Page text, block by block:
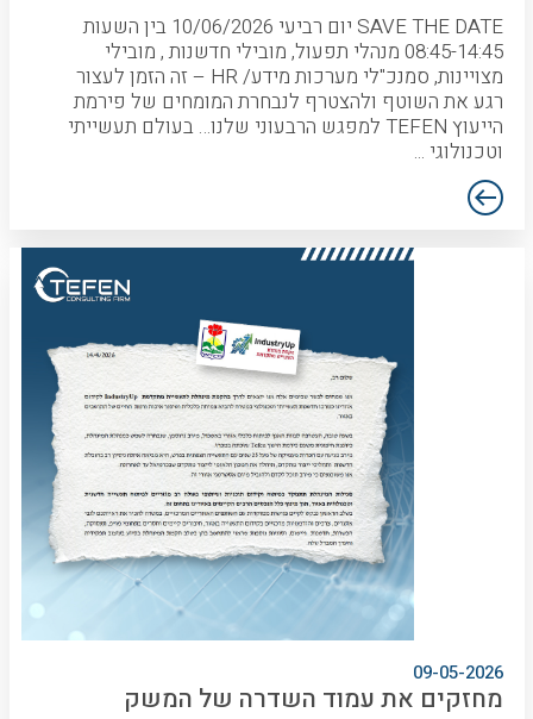
SAVE THE DATE יום רביעי 10/06/2026 בין השעות
08:45-14:45 מנהלי תפעול, מובילי חדשנות , מובילי
מצויינות, סמנכ"לי מערכות מידע/ HR – זה הזמן לעצור
רגע את השוטף ולהצטרף לנבחרת המומחים של פירמת
הייעוץ TEFEN למפגש הרבעוני שלנו… בעולם תעשייתי
וטכנולוגי ...
09-05-2026
מחזקים את עמוד השדרה של המשק